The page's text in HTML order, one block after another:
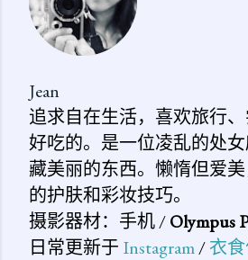
Jean
追求自在生活，喜欢旅行
好吃的。是一位凌乱的处
藏美丽的东西。懒惰但爱
的护肤和彩妆技巧。
摄影器材：手机 /Olympus
日常更新于 Instagram/衣